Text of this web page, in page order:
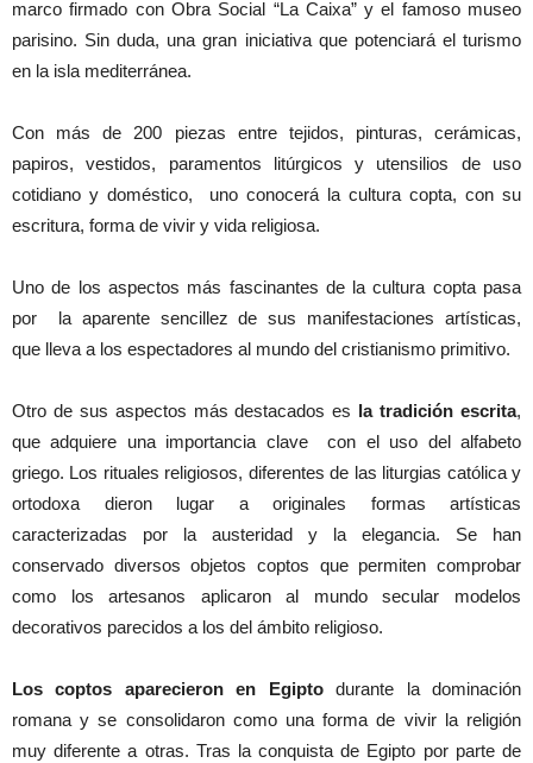
marco firmado con Obra Social “La Caixa” y el famoso museo
parisino. Sin duda, una gran iniciativa que potenciará el turismo
en la isla mediterránea.
Con más de 200 piezas entre tejidos, pinturas, cerámicas,
papiros, vestidos, paramentos litúrgicos y utensilios de uso
cotidiano y doméstico, uno conocerá la cultura copta, con su
escritura, forma de vivir y vida religiosa.
Uno de los aspectos más fascinantes de la cultura copta pasa
por la aparente sencillez de sus manifestaciones artísticas,
que lleva a los espectadores al mundo del cristianismo primitivo.
Otro de sus aspectos más destacados es la tradición escrita,
que adquiere una importancia clave con el uso del alfabeto
griego. Los rituales religiosos, diferentes de las liturgias católica y
ortodoxa dieron lugar a originales formas artísticas
caracterizadas por la austeridad y la elegancia. Se han
conservado diversos objetos coptos que permiten comprobar
como los artesanos aplicaron al mundo secular modelos
decorativos parecidos a los del ámbito religioso.
Los coptos aparecieron en Egiptodurante la dominación
romana y se consolidaron como una forma de vivir la religión
muy diferente a otras. Tras la conquista de Egipto por parte de